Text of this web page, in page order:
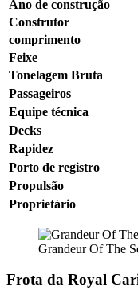
Ano de construção
Construtor
comprimento
Feixe
Tonelagem Bruta
Passageiros
Equipe técnica
Decks
Rapidez
Porto de registro
Propulsão
Proprietário
Grandeur Of The
Frota da Royal